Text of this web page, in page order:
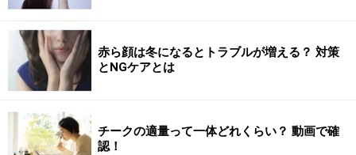
赤ら顔は冬になるとトラブルが増える？ 対策
とNGケアとは
チークの適量って一体どれくらい？ 動画で確
認！